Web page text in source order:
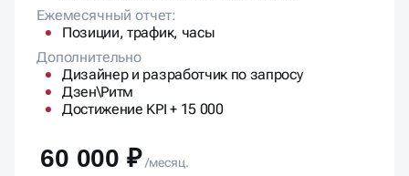
Ежемесячный отчет:
Позиции, трафик, часы
Дополнительно
Дизайнер и разработчик по запросу
Дзен\Ритм
Достижение KPI + 15 000
60 000 ₽ /месяц.